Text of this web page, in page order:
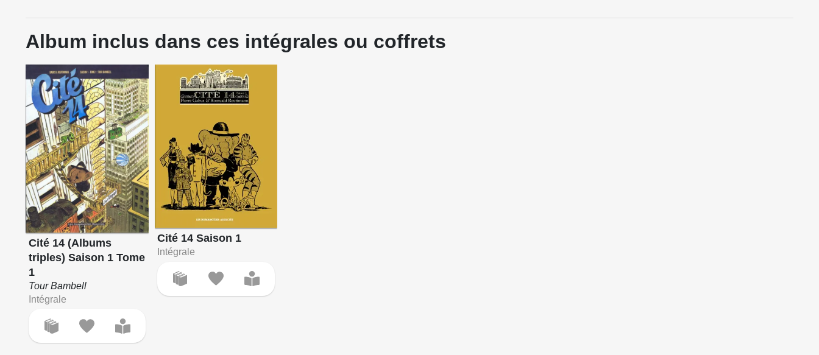
Album inclus dans ces intégrales ou coffrets
Cité 14 (Albums
triples) Saison 1 Tome
1
Tour Bambell
Intégrale
Cité 14 Saison 1
Intégrale